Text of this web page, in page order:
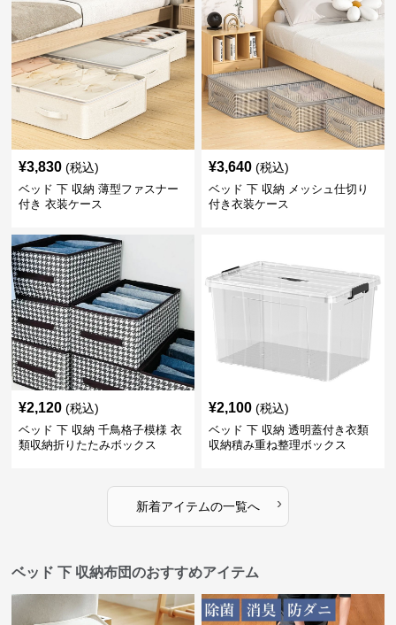
¥3,830 (税込)
ベッド 下 収納 薄型ファスナー
付き 衣装ケース
¥3,640 (税込)
ベッド 下 収納 メッシュ仕切り
付き衣装ケース
¥2,120 (税込)
ベッド 下 収納 千鳥格子模様 衣
類収納折りたたみボックス
¥2,100 (税込)
ベッド 下 収納 透明蓋付き衣類
収納積み重ね整理ボックス
新着アイテムの一覧へ ›
ベッド 下 収納布団のおすすめアイテム